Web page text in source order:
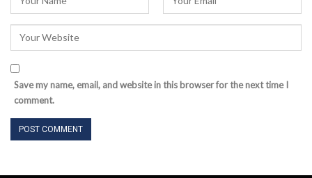
Save my name, email, and website in this browser for the next time I
comment.